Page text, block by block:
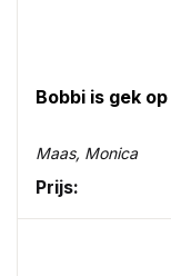
Bobbi is gek
Maas, Monica
Prijs: